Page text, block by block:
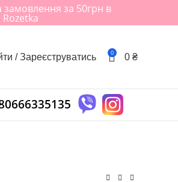
замовлення за 50грн в
/ Зареєструватись 0 0 ₴